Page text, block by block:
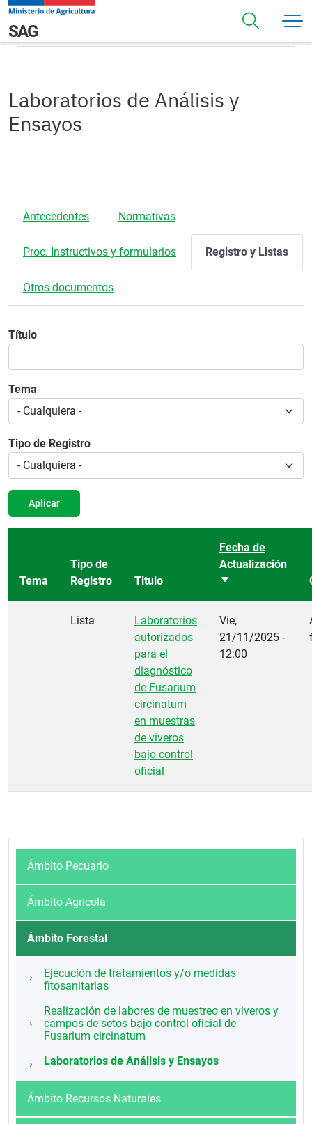
Pasar al contenido principal
Navegación principal
SAGRegistros
Laboratorios de Análisis y
Ensayos
Antecedentes Normativas
Proc. Instructivos y formularios Registro y Listas
Otros documentos
Título
Tema
Tipo de Registro
Aplicar
Tema
Tipo de
Registro
Titulo
Fecha de
Actualización
Ordenar
Lista
Laboratorios
autorizados
para el
diagnóstico
de Fusarium
circinatum
en muestras
de viveros
bajo control
oficial
Vie,
21/11/2025 -
12:00
Ámbito Pecuario
Ámbito Agrícola
Ámbito Forestal
Ejecución de tratamientos y/o medidas
fitosanitarias
Realización de labores de muestreo en viveros y
campos de setos bajo control oficial de
Fusarium circinatum
Laboratorios de Análisis y Ensayos
Ámbito Recursos Naturales